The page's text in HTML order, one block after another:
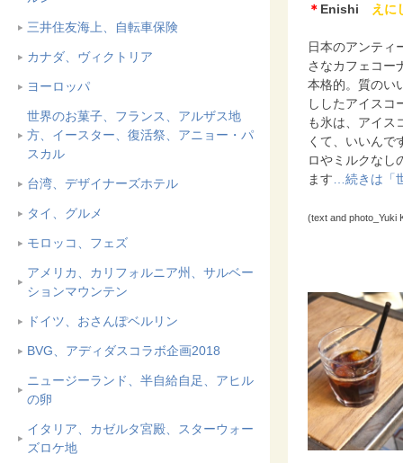
三井住友海上、自転車保険
カナダ、ヴィクトリア
ヨーロッパ
世界のお菓子、フランス、アルザス地
方、イースター、復活祭、アニョー・パ
スカル
台湾、デザイナーズホテル
タイ、グルメ
モロッコ、フェズ
アメリカ、カリフォルニア州、サルベー
ションマウンテン
ドイツ、おさんぽベルリン
BVG、アディダスコラボ企画2018
ニュージーランド、半自給自足、アヒル
の卵
イタリア、カゼルタ宮殿、スターウォー
ズロケ地
＊ Enishi えに
日本のアンティ
さなカフェコー
本格的。質のい
ししたアイスコ
も氷は、アイス
くて、いいんで
ロやミルクなし
ます …続きは「
(text and photo_Yuki